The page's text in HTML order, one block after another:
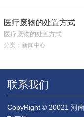
医疗废物的处置方式
医疗废物的处置方式
分类：新闻中心
联系我们
CopyRight © 20021 河